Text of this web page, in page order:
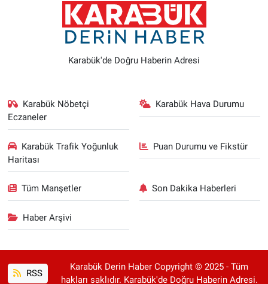
Karabük'de Doğru Haberin Adresi
Karabük Nöbetçi
Eczaneler
Karabük Hava Durumu
Karabük Trafik Yoğunluk
Haritası
Puan Durumu ve Fikstür
Tüm Manşetler Son Dakika Haberleri
Haber Arşivi
RSS
Karabük Derin Haber Copyright © 2025 - Tüm
hakları saklıdır. Karabük'de Doğru Haberin Adresi.